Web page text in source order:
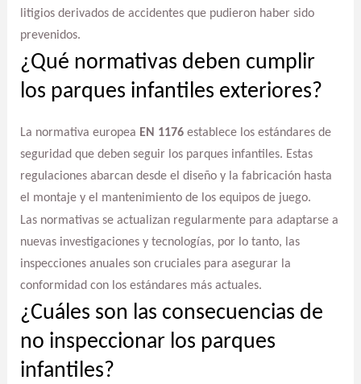
litigios derivados de accidentes que pudieron haber sido
prevenidos.
¿Qué normativas deben cumplir
los parques infantiles exteriores?
La normativa europea EN 1176establece los estándares de
seguridad que deben seguir los parques infantiles. Estas
regulaciones abarcan desde el diseño y la fabricación hasta
el montaje y el mantenimiento de los equipos de juego.
Las normativas se actualizan regularmente para adaptarse a
nuevas investigaciones y tecnologías, por lo tanto, las
inspecciones anuales son cruciales para asegurar la
conformidad con los estándares más actuales.
¿Cuáles son las consecuencias de
no inspeccionar los parques
infantiles?